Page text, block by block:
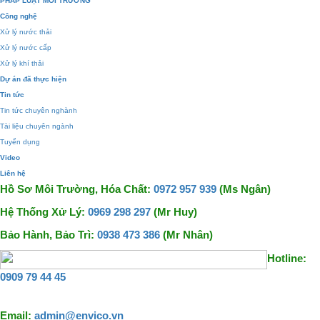
Công nghệ
Xử lý nước thải
Xử lý nước cấp
Xử lý khí thải
Dự án đã thực hiện
Tin tức
Tin tức chuyên nghành
Tài liệu chuyên ngành
Tuyển dụng
Video
Liên hệ
Hồ Sơ Môi Trường, Hóa Chất: 0972 957 939 (Ms Ngân)
Hệ Thống Xử Lý: 0969 298 297 (Mr Huy)
Bảo Hành, Bảo Trì: 0938 473 386 (Mr Nhân)
Hotline:
0909 79 44 45
Email: admin@envico.vn